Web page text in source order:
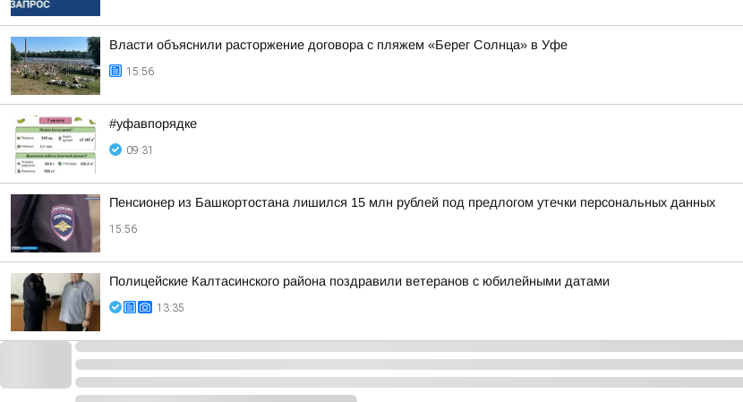
Власти объяснили расторжение договора с пляжем «Берег Солнца» в Уфе
15:56
#уфавпорядке
09:31
Пенсионер из Башкортостана лишился 15 млн рублей под предлогом утечки персональных данных
15:56
Полицейские Калтасинского района поздравили ветеранов с юбилейными датами
13:35